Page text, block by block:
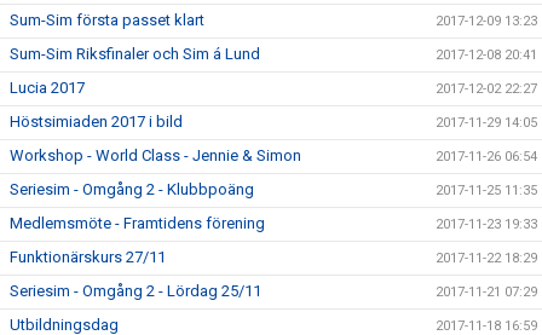
Sum-Sim första passet klart 2017-12-09 13:23
Sum-Sim Riksfinaler och Sim á Lund 2017-12-08 20:41
Lucia 2017 2017-12-02 22:27
Höstsimiaden 2017 i bild 2017-11-29 14:05
Workshop - World Class - Jennie & Simon 2017-11-26 06:54
Seriesim - Omgång 2 - Klubbpoäng 2017-11-25 11:35
Medlemsmöte - Framtidens förening 2017-11-23 19:33
Funktionärskurs 27/11 2017-11-22 18:29
Seriesim - Omgång 2 - Lördag 25/11 2017-11-21 07:29
Utbildningsdag 2017-11-18 16:59